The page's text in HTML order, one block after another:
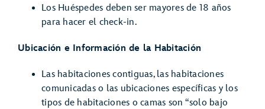
Los Huéspedes deben ser mayores de 18 años
para hacer el check-in.
Ubicación e Información de la Habitación
Las habitaciones contiguas, las habitaciones
comunicadas o las ubicaciones específicas y los
tipos de habitaciones o camas son “solo bajo